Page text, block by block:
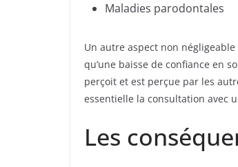
Maladies parodontales
Un autre aspect non
qu’une baisse de confiance en
perçoit et est perçue par les
essentielle la consultation avec
Les